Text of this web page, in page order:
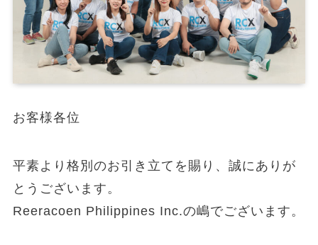
お客様各位
平素より格別のお引き立てを賜り、誠にありが
とうございます。
Reeracoen Philippines Inc.の嶋でございます。